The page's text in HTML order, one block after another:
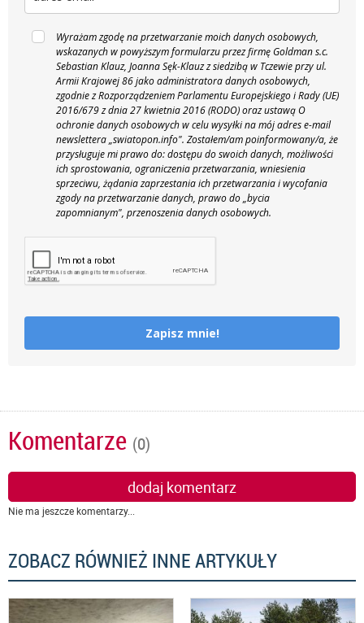
Wyrażam zgodę na przetwarzanie moich danych osobowych,
wskazanych w powyższym formularzu przez firmę Goldman s.c.
Sebastian Klauz, Joanna Sęk-Klauz z siedzibą w Tczewie przy ul.
Armii Krajowej 86 jako administratora danych osobowych,
zgodnie z Rozporządzeniem Parlamentu Europejskiego i Rady (UE)
2016/679 z dnia 27 kwietnia 2016 (RODO) oraz ustawą O
ochronie danych osobowych w celu wysyłki na mój adres e-mail
newslettera „swiatopon.info". Zostałem/am poinformowany/a, że
przysługuje mi prawo do: dostępu do swoich danych, możliwości
ich sprostowania, ograniczenia przetwarzania, wniesienia
sprzeciwu, żądania zaprzestania ich przetwarzania i wycofania
zgody na przetwarzanie danych, prawo do „bycia
zapomnianym", przenoszenia danych osobowych.
Zapisz mnie!
Komentarze (0)
dodaj komentarz
Nie ma jeszcze komentarzy...
ZOBACZ RÓWNIEŻ INNE ARTYKUŁY